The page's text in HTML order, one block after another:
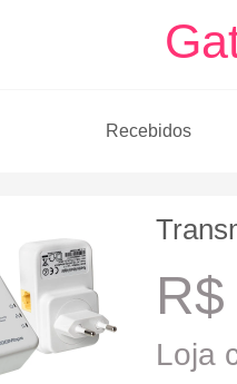
Recebidos
Loja